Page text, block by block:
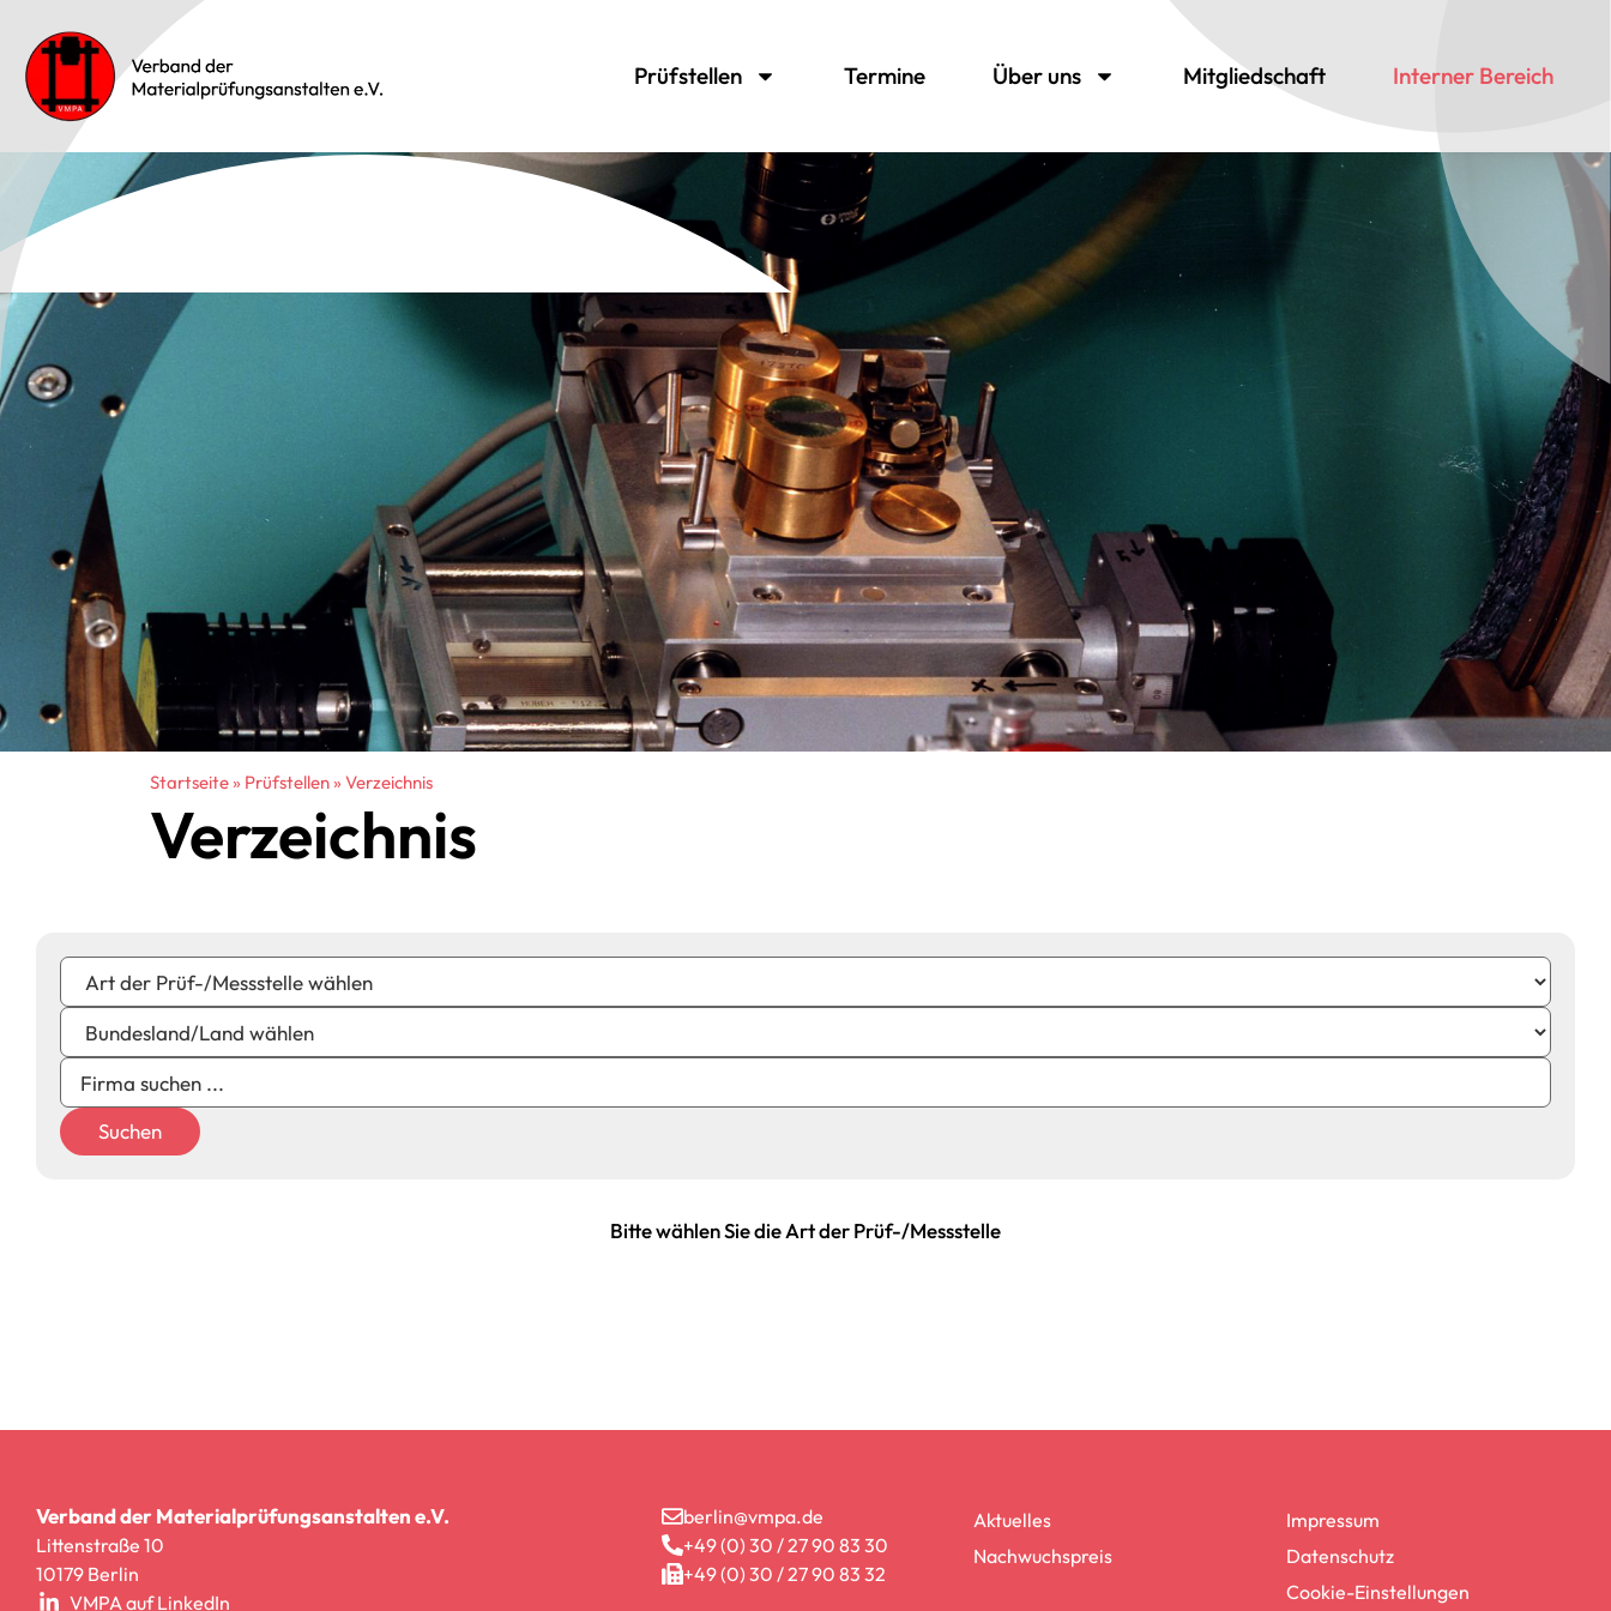
Prüfstellen Termine Über uns Mitgliedschaft Interner Bereich
Startseite» Prüfstellen»Verzeichnis
Verzeichnis
Suchen
Bitte wählen Sie die Art der Prüf-/Messstelle
Verband der Materialprüfungsanstalten e.V.
Littenstraße 10
10179 Berlin
VMPA auf LinkedIn
berlin@vmpa.de
+49 (0) 30 / 27 90 83 30
+49 (0) 30 / 27 90 83 32
Aktuelles
Nachwuchspreis
Impressum
Datenschutz
Cookie-Einstellungen